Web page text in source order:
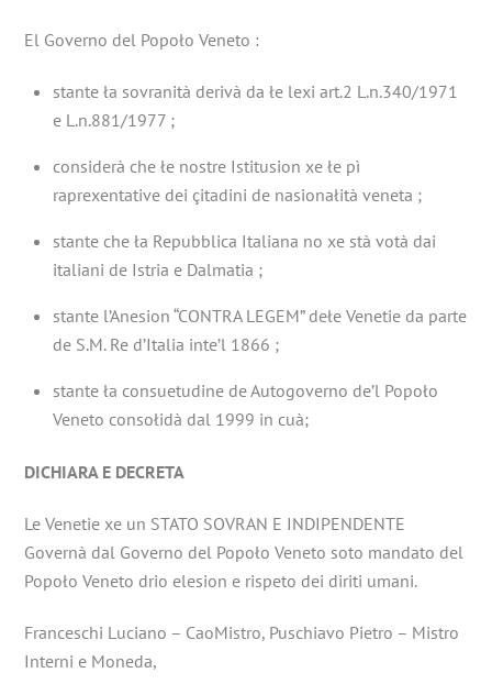
El Governo del Popoło Veneto :
stante ła sovranità derivà da łe lexi art.2 L.n.340/1971
e L.n.881/1977 ;
considerà che łe nostre Istitusion xe łe pì
raprexentative dei çitadini de nasionałità veneta ;
stante che ła Repubblica Italiana no xe stà votà dai
italiani de Istria e Dalmatia ;
stante l’Anesion “CONTRA LEGEM” dełe Venetie da parte
de S.M. Re d’Italia inte’l 1866 ;
stante ła consuetudine de Autogoverno de’l Popoło
Veneto consołidà dal 1999 in cuà;
DICHIARA E DECRETA
Le Venetie xe un STATO SOVRAN E INDIPENDENTE
Governà dal Governo del Popoło Veneto soto mandato del
Popoło Veneto drio elesion e rispeto dei diriti umani.
Franceschi Luciano – CaoMistro, Puschiavo Pietro – Mistro
Interni e Moneda,